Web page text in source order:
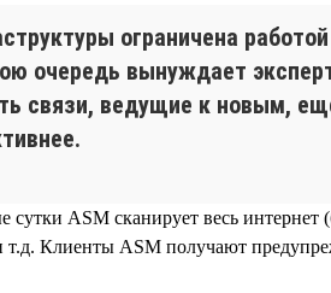
ограничена
очередь вынуждает
связи, ведущие к новым,
ASM сканирует весь интернет
Клиенты ASM получают